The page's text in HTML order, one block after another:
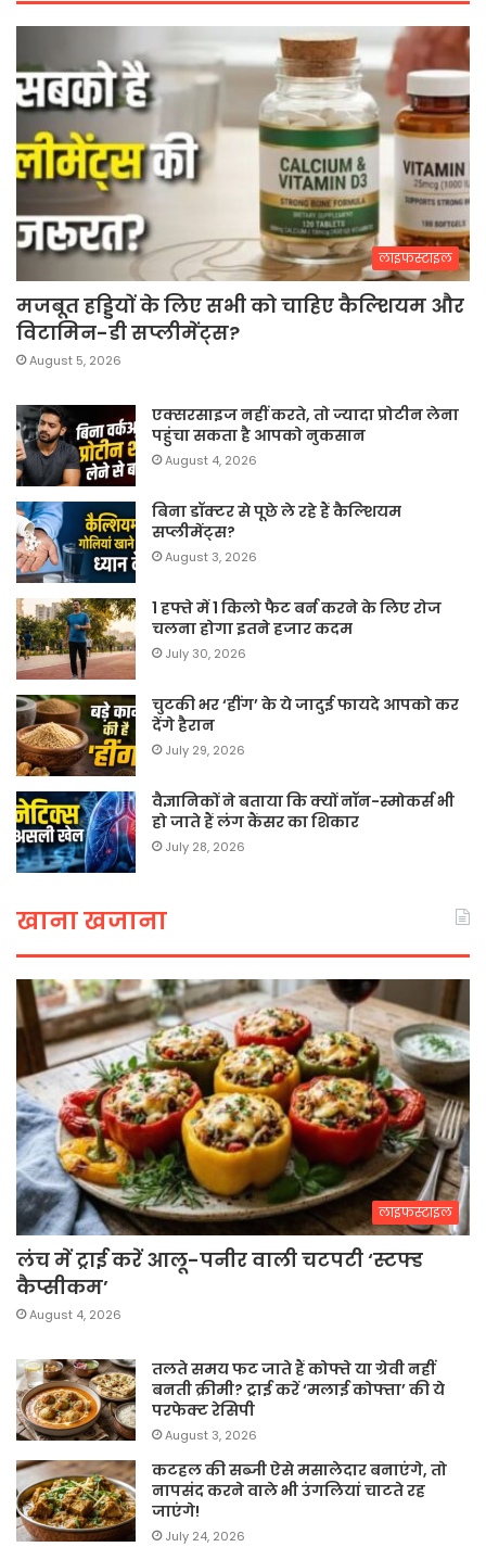
लाइफस्टाइल
मजबूत हड्डियों के लिए सभी को चाहिए कैल्शियम और
विटामिन-डी सप्लीमेंट्स?
August 5, 2026
एक्सरसाइज नहीं करते, तो ज्यादा प्रोटीन लेना
पहुंचा सकता है आपको नुकसान
August 4, 2026
बिना डॉक्टर से पूछे ले रहे हैं कैल्शियम
सप्लीमेंट्स?
August 3, 2026
1 हफ्ते में 1 किलो फैट बर्न करने के लिए रोज
चलना होगा इतने हजार कदम
July 30, 2026
चुटकी भर ‘हींग’ के ये जादुई फायदे आपको कर
देंगे हैरान
July 29, 2026
वैज्ञानिकों ने बताया कि क्यों नॉन-स्मोकर्स भी
हो जाते हैं लंग कैंसर का शिकार
July 28, 2026
खाना खजाना
लाइफस्टाइल
लंच में ट्राई करें आलू-पनीर वाली चटपटी ‘स्टफ्ड
कैप्सीकम’
August 4, 2026
तलते समय फट जाते हैं कोफ्ते या ग्रेवी नहीं
बनती क्रीमी? ट्राई करें ‘मलाई कोफ्ता’ की ये
परफेक्ट रेसिपी
August 3, 2026
कटहल की सब्जी ऐसे मसालेदार बनाएंगे, तो
नापसंद करने वाले भी उंगलियां चाटते रह
जाएंगे!
July 24, 2026